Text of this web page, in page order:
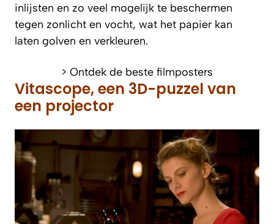
inlijsten en zo veel mogelijk te beschermen
tegen zonlicht en vocht, wat het papier kan
laten golven en verkleuren.
> Ontdek de beste filmposters
Vitascope, een 3D-puzzel van
een projector